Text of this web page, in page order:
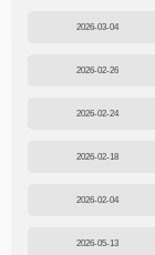
2026-03-04
2026-02-26
2026-02-24
2026-02-18
2026-02-04
2026-05-13